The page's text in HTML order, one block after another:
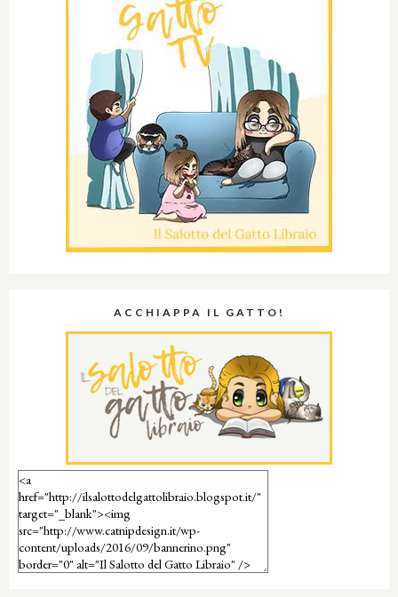
ACCHIAPPA IL GATTO!